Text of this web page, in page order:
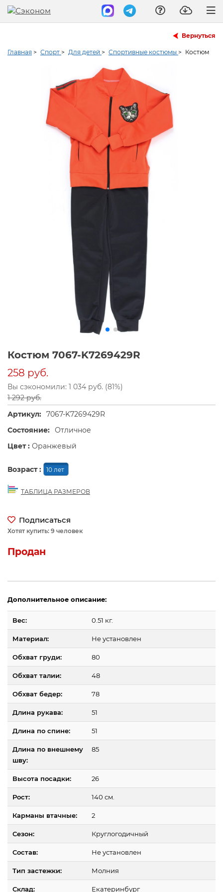
Вернуться
Главная > Спорт > Для детей > Спортивные костюмы > Костюм
Костюм 7067-K7269429R
258 руб.
Вы сэкономили: 1 034 руб. (81%)
1 292 руб.
Артикул: 7067-K7269429R
Состояние: Отличное
Цвет : Оранжевый
Возраст : 10 лет
ТАБЛИЦА РАЗМЕРОВ
Подписаться
Хотят купить: 9 человек
Продан
Дополнительное описание:
Вес: 0.51 кг.
Материал: Не установлен
Обхват груди: 80
Обхват талии: 48
Обхват бедер: 78
Длина рукава: 51
Длина по спине: 51
Длина по внешнему
шву:
85
Высота посадки: 26
Рост: 140 см.
Карманы втачные: 2
Сезон: Круглогодичный
Состав: Не установлен
Тип застежки: Молния
Склад: Екатеринбург